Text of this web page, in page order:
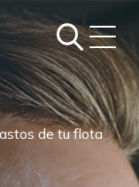
de tu flota